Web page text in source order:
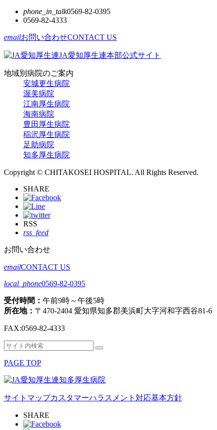
phone_in_talk0569-82-0395
0569-82-4333
emailお問い合わせCONTACT US
JA愛知厚生連本部公式サイト
地域別病院のご案内
安城更生病院
渥美病院
江南厚生病院
海南病院
豊田厚生病院
稲沢厚生病院
足助病院
知多厚生病院
Copyright © CHITAKOSEI HOSPITAL. All Rights Reserved.
SHARE
RSS
rss_feed
お問い合わせ
emailCONTACT US
local_phone0569-82-0395
受付時間： 午前9時～午後5時
所在地： 〒470-2404 愛知県知多郡美浜町大字河和字西谷81-6
FAX:0569-82-4333
検
対
象:
検
PAGE TOP
サイトマップカスタマーハラスメント対応基本方針
SHARE